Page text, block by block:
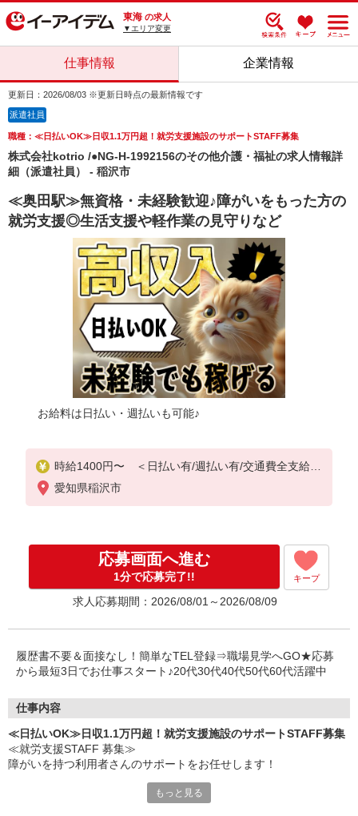
東海 の求人
▼エリア変更
仕事情報 企業情報
更新日：2026/08/03 ※更新日時点の最新情報です
派遣社員
職種：≪日払いOK≫日収1.1万円超！就労支援施設のサポートSTAFF募集
株式会社kotrio /●NG-H-1992156のその他介護・福祉の求人情報詳
細（派遣社員） - 稲沢市
≪奥田駅≫無資格・未経験歓迎♪障がいをもった方の
就労支援◎生活支援や軽作業の見守りなど
お給料は日払い・週払いも可能♪
時給1400円〜 ＜日払い有/週払い有/交通費全支給(
ガソリン代含む)＞
愛知県稲沢市
応募画面へ進む
1分で応募完了!! キープ
求人応募期間：2026/08/01～2026/08/09
履歴書不要＆面接なし！簡単なTEL登録⇒職場見学へGO★応募
から最短3日でお仕事スタート♪20代30代40代50代60代活躍中
仕事内容
≪日払いOK≫日収1.1万円超！就労支援施設のサポートSTAFF募集
≪就労支援STAFF 募集≫
障がいを持つ利用者さんのサポートをお任せします！
もっと見る